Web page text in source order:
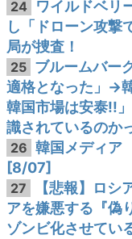
24
ワイルドベリ
し「ドローン攻撃
局が捜査！
25 ブルームバー
適格となった」→
韓国市場は安泰!!
識されているのか
26 韓国メディア
[8/07]
27
【悲報】ロ
アを嫌悪する『偽
ゾンビ化させてい